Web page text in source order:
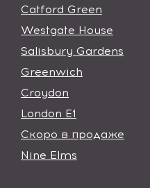
Catford Green
Westgate House
Salisbury Gardens
Greenwich
Croydon
London E1
Скоро в продаже
Nine Elms